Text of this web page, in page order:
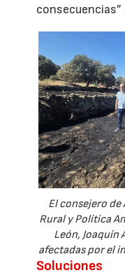
consecuencias”
El consejero
Rural y Política
León, Joaquín
afectadas por el
Soluciones